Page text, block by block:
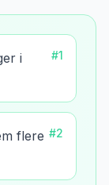
i
#1
flere #2